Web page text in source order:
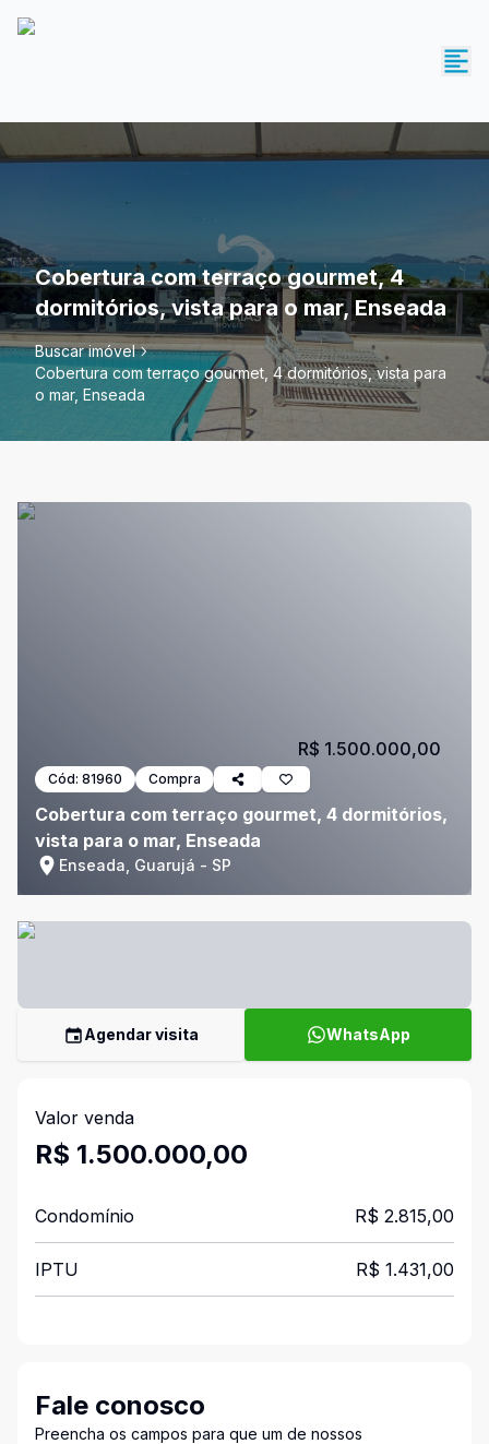
Cobertura com terraço gourmet, 4
dormitórios, vista para o mar, Enseada
Buscar imóvel
Cobertura com terraço gourmet, 4 dormitórios, vista para
o mar, Enseada
Cód: 81960 Compra
Cobertura com terraço gourmet, 4 dormitórios,
vista para o mar, Enseada
Enseada, Guarujá - SP
R$ 1.500.000,00
Agendar visita WhatsApp
Valor venda
R$ 1.500.000,00
Condomínio R$ 2.815,00
IPTU R$ 1.431,00
Fale conosco
Preencha os campos para que um de nossos